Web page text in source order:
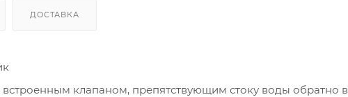
ДОСТАВКА
клапаном, препятствующим стоку воды обратно в